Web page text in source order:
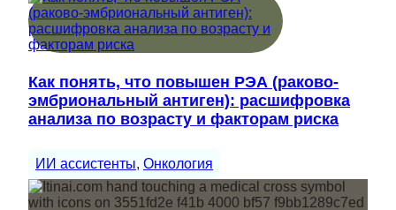
Как понять, что повышен РЭА (раково-
эмбриональный антиген): расшифровка
анализа по возрасту и факторам риска
ИИ ассистенты, Онкология